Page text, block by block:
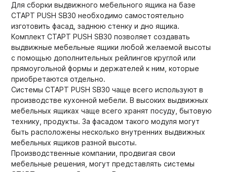
Для сборки выдвижного мебельного ящика на базе
СТАРТ PUSH SB30 необходимо самостоятельно
изготовить фасад, заднюю стенку и дно ящика.
Комплект СТАРТ PUSH SB30 позволяет создавать
выдвижные мебельные ящики любой желаемой высоты
с помощью дополнительных рейлингов круглой или
прямоугольной формы и держателей к ним, которые
приобретаются отдельно.
Системы СТАРТ PUSH SB30 чаще всего используют в
производстве кухонной мебели. В высоких выдвижных
мебельных ящиках чаще всего хранят посуду, бытовую
технику, продукты. За фасадом такого модуля могут
быть расположены несколько внутренних выдвижных
мебельных ящиков разной высоты.
Производственные компании, продвигая свои
мебельные решения, могут представлять системы